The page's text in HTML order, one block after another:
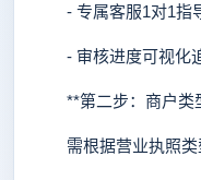
- 专属客服1对1指
- 审核进度可视化
**第二步：商户类
需根据营业执照类